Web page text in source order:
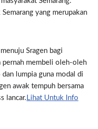
yang merupakan
Sragen bagi
pernah membeli oleh-oleh
lumpia guna modal di
awak tempuh bersama
lancar. Lihat Untuk Info